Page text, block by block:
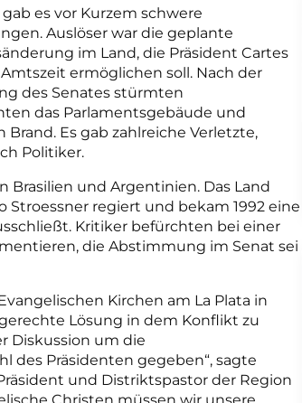
gab es vor Kurzem schwere
Auslöser war die geplante
im Land, die Präsident Cartes
ermöglichen soll. Nach der
des Senates stürmten
das Parlamentsgebäude und
Brand. Es gab zahlreiche Verletzte,
Politiker.
Brasilien und Argentinien. Das Land
regiert und bekam 1992 eine
Kritiker befürchten bei einer
die Abstimmung im Senat sei
Kirchen am La Plata in
Lösung in dem Konflikt zu
Diskussion um die
des Präsidenten gegeben“, sagte
und Distriktspastor der Region